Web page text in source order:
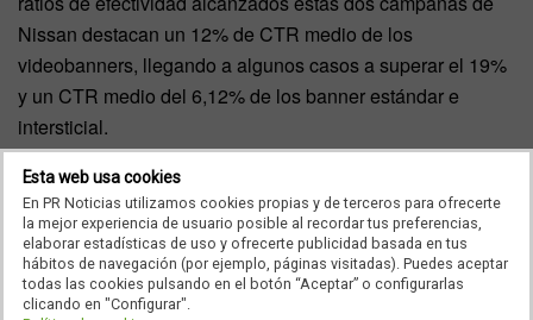
Nissan destacan un 12% de CTR medio de los
videobanners, llegando a algunos casos a superar el 19%
y un CTR medio del 6,12% de los banner estándar e
intersticial.
Gonzalo Figares, Director General de Adtriple afirma:
“Nuestra red de cabeceras ofrece unas increíbles
Esta web usa cookies
En PR Noticias utilizamos cookies propias y de terceros para ofrecerte
la mejor experiencia de usuario posible al recordar tus preferencias,
elaborar estadísticas de uso y ofrecerte publicidad basada en tus
hábitos de navegación (por ejemplo, páginas visitadas). Puedes aceptar
todas las cookies pulsando en el botón “Aceptar” o configurarlas
clicando en "Configurar".